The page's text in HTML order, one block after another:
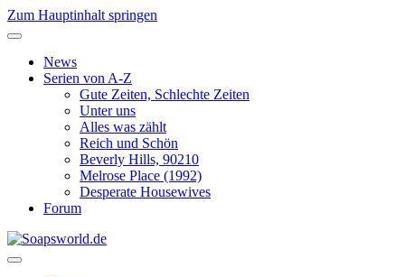
Zum Hauptinhalt springen
News
Serien von A-Z
Gute Zeiten, Schlechte Zeiten
Unter uns
Alles was zählt
Reich und Schön
Beverly Hills, 90210
Melrose Place (1992)
Desperate Housewives
Forum